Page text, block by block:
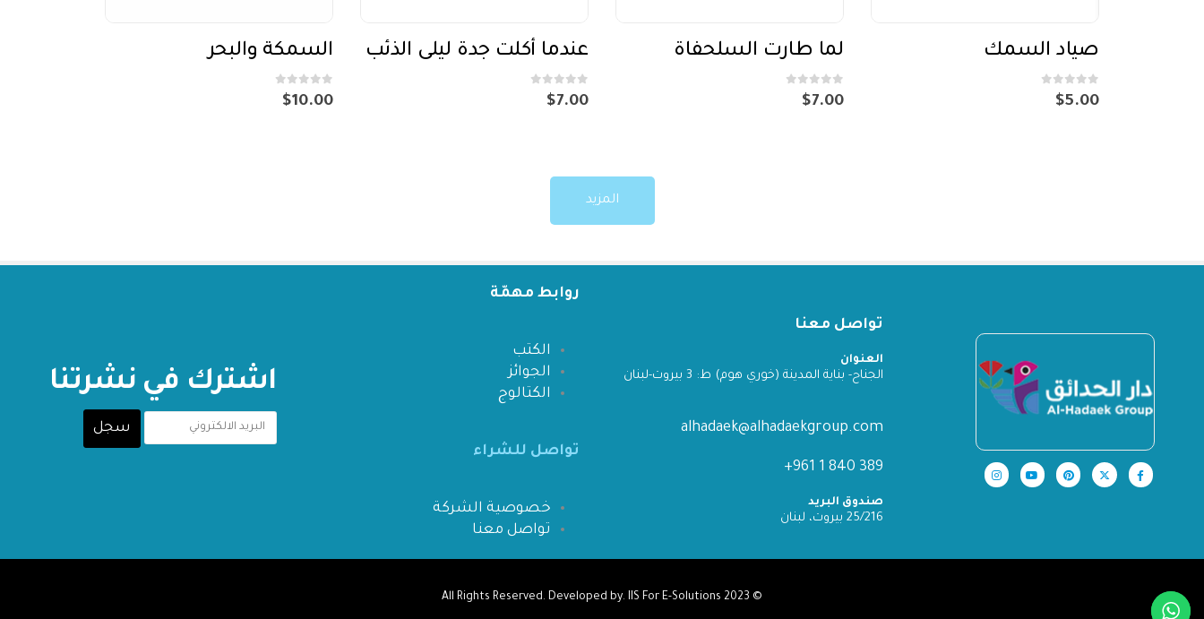
صياد السمك
0
out of 5
$5.00
لما طارت السلحفاة
0
out of 5
$7.00
عندما أكلت جدة ليلى الذئب
0
out of 5
$7.00
السمكة والبحر
0
out of 5
$10.00
المزيد
تواصل معنا
العنوان
الجناح- بناية المدينة (خوري هوم) ط: 3 بيروت-لبنان
alhadaek@alhadaekgroup.com
389 840 1 961+
صندوق البريد
25/216 بيروت، لبنان
روابط مهمّة
الكتب
الجوائز
الكتالوج
تواصل للشراء
خصوصية الشركة
تواصل معنا
اشترك في نشرتنا
© 2023
IIS For E-Solutions